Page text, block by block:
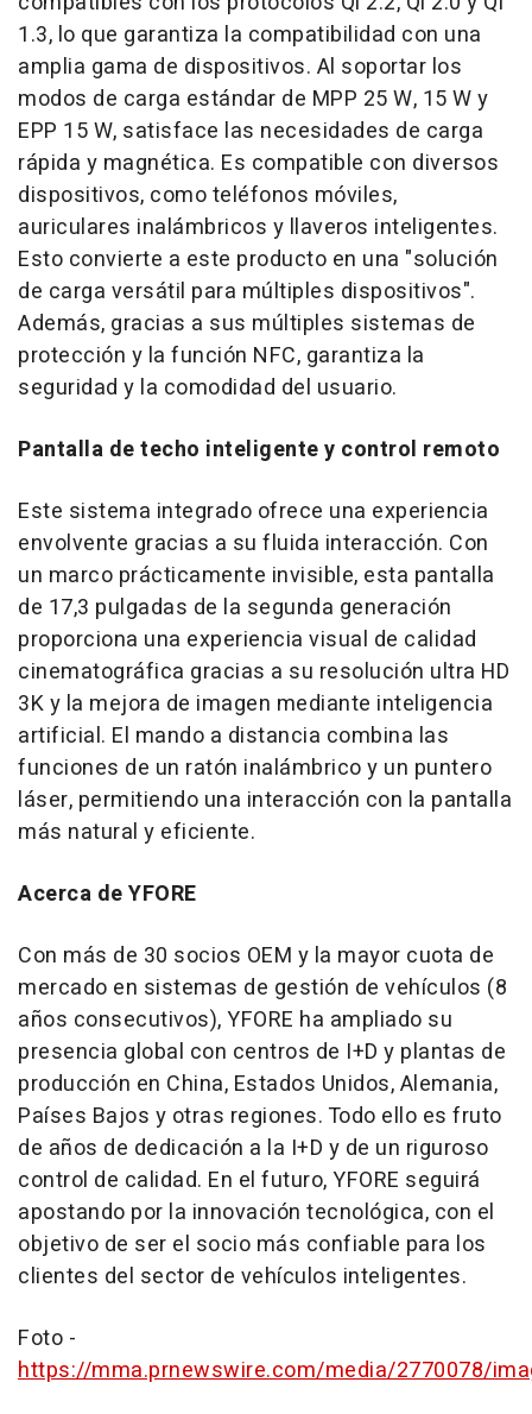
1.3, lo que garantiza la compatibilidad con una
amplia gama de dispositivos. Al soportar los
modos de carga estándar de MPP 25 W, 15 W y
EPP 15 W, satisface las necesidades de carga
rápida y magnética. Es compatible con diversos
dispositivos, como teléfonos móviles,
auriculares inalámbricos y llaveros inteligentes.
Esto convierte a este producto en una "solución
de carga versátil para múltiples dispositivos".
Además, gracias a sus múltiples sistemas de
protección y la función NFC, garantiza la
seguridad y la comodidad del usuario.
Pantalla de techo inteligente y control remoto
Este sistema integrado ofrece una experiencia
envolvente gracias a su fluida interacción. Con
un marco prácticamente invisible, esta pantalla
de 17,3 pulgadas de la segunda generación
proporciona una experiencia visual de calidad
cinematográfica gracias a su resolución ultra HD
3Ky la mejora de imagen mediante inteligencia
artificial. El mando a distancia combina las
funciones de un ratón inalámbrico y un puntero
láser, permitiendo una interacción con la pantalla
más natural y eficiente.
Acerca de YFORE
Con más de 30 socios OEM y la mayor cuota de
mercado en sistemas de gestión de vehículos (8
años consecutivos), YFORE ha ampliado su
presencia global con centros de I+D y plantas de
producción en China, Estados Unidos, Alemania,
Países Bajos y otras regiones. Todo ello es fruto
de años de dedicación a la I+D y de un riguroso
control de calidad. En el futuro, YFORE seguirá
apostando por la innovación tecnológica, con el
objetivo de ser el socio más confiable para los
clientes del sector de vehículos inteligentes.
Foto -
https://mma.prnewswire.com/media/2770078/